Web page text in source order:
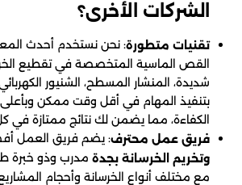
الشركات الأخرى؟
تقنيات متطورة: نحن نستخدم أحدث
القص الماسية المتخصصة في تقطيع
شديدة، المنشار المسطح، الشنيور
بتنفيذ المهام في أقل وقت ممكن
الكفاءة، مما يضمن لك نتائج ممتازة في
فريق عمل محترف: يضم فريق العمل
وتخريم الخرسانة بجدة مدرب وذو خبرة
مع مختلف أنواع الخرسانة وأحجام